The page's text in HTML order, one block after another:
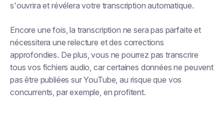
s'ouvrira et révélera votre transcription automatique.
Encore une fois, la transcription ne sera pas parfaite et
nécessitera une relecture et des corrections
approfondies. De plus, vous ne pourrez pas transcrire
tous vos fichiers audio, car certaines données ne peuvent
pas être publiées sur YouTube, au risque que vos
concurrents, par exemple, en profitent.